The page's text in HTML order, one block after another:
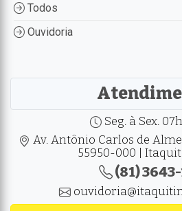
Todos
Ouvidoria
Seg. à Sex.
Av. Antônio Carlos de
55950-000 |
(81) 3643-